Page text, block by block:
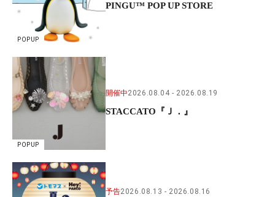
POPUP
PINGU™ POP UP STORE
POPUP
開催中2026.08.04 2026.08.19
STACCATO『Ｊ．』
予告2026.08.13 2026.08.16